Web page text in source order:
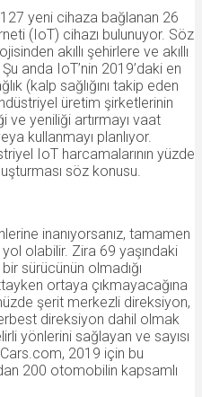
yeni cihaza bağlanan 26
(IoT) cihazı bulunuyor. Söz
akıllı şehirlere ve akıllı
anda IoT’nin 2019’daki en
(kalp sağlığını takip eden
üretim şirketlerinin
ve yeniliği artırmayı vaat
kullanmayı planlıyor.
IoT harcamalarının yüzde
söz konusu.
inanıyorsanız, tamamen
olabilir. Zira 69 yaşındaki
sürücünün olmadığı
ortaya çıkmayacağına
şerit merkezli direksiyon,
direksiyon dahil olmak
yönlerini sağlayan ve sayısı
2019 için bu
200 otomobilin kapsamlı